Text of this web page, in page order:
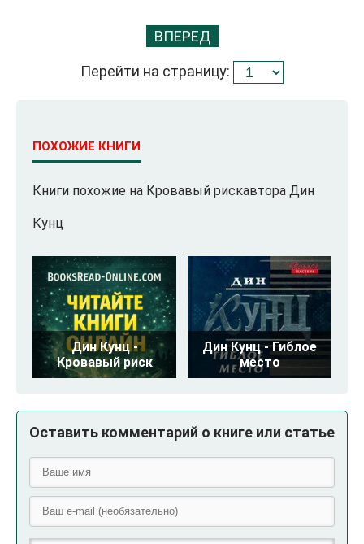
ВПЕРЕД
Перейти на страницу:
ПОХОЖИЕ КНИГИ
Книги похожие на Кровавый рискавтора Дин
Кунц
Дин Кунц -
Кровавый риск
Дин Кунц - Гиблое
место
Оставить комментарий о книге или статье